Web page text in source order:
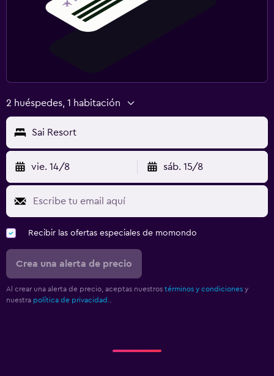
2 huéspedes, 1 habitación
Sai Resort
vie. 14/8 sáb. 15/8
Recibir las ofertas especiales de momondo
Crea una alerta de precio
Al crear una alerta de precio, aceptas nuestros términos y condiciones y
nuestra política de privacidad.